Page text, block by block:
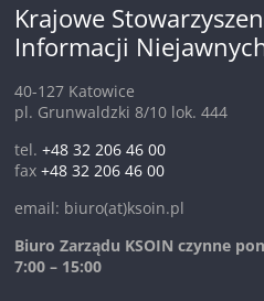
Krajowe
Informacji
40-127 Katowice
pl. Grunwaldzki 8/10 lok. 444
tel.+48 32 206 46 00
fax+48 32 206 46 00
email: biuro(at)ksoin.pl
Biuro Zarządu KSOIN czynne
7:00 – 15:00